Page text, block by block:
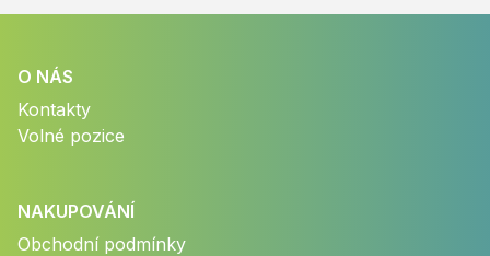
O NÁS
Kontakty
Volné pozice
NAKUPOVÁNÍ
Obchodní podmínky